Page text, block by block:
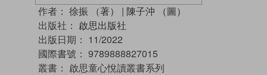
作者： 徐振 （著） | 陳子沖 （圖）
出版社： 啟思出版社
出版日期： 11/2022
國際書號： 9789888827015
叢書： 啟思童心悅讀叢書系列